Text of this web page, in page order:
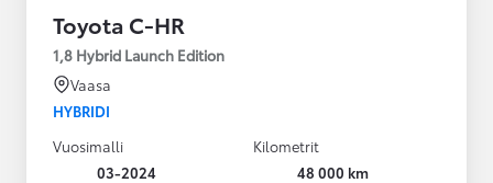
Toyota C-HR
1,8 Hybrid Launch Edition
Vaasa
HYBRIDI
Vuosimalli
03-2024
Kilometrit
48 000 km